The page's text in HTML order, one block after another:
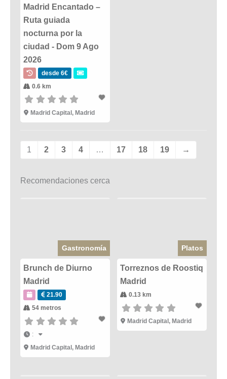
Madrid Encantado –
Ruta guiada
nocturna por la
ciudad - Dom 9 Ago
2026
desde 6€
0.6 km
Madrid Capital, Madrid
1 2 3 4 … 17 18 19 →
Recomendaciones cerca
Gastronomía
Brunch de Diurno
Madrid
21.90
54 metros
:
Madrid Capital , Madrid
Platos
Torreznos de Roostiq
Madrid
0.13 km
Madrid Capital , Madrid